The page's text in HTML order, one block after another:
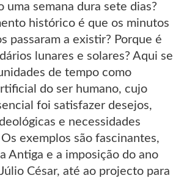
uma semana dura sete dias?
histórico é que os minutos
passaram a existir? Porque é
lunares e solares? Aqui se
de tempo como
do ser humano, cujo
foi satisfazer desejos,
e necessidades
exemplos são fascinantes,
Antiga e a imposição do ano
César, até ao projecto para